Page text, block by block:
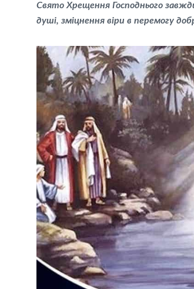
Свято Хрещення Господнього
душі, зміцнення віри в перемогу